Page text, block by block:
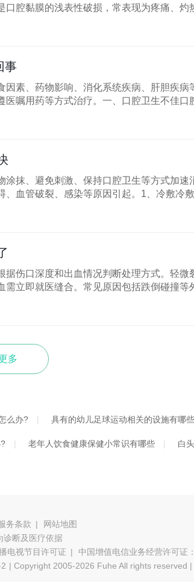
口腔黏膜的浅表性破损，常表现为疼痛、灼
事
素、药物影响、消化系统疾病、肝胆疾病
医嘱用药等方式治疗。一、口腔卫生不佳口
涂抹、避免刺激、保持口腔卫生等方式加速
、血管破裂、感染等原因引起。1、冷敷冷
据伤口深度和出血情况判断处理方式。轻微
需立即就医缝合。常见原因包括跌倒碰撞等
多
么办? 具有的幼儿足球运动相关的设施有哪
老年人饮食健康保健小常识有哪些 白
务条款
网站地图
诊断及医疗依据
电视节目许可证
中国增值电信业务经营许可证
| Copyright 2005-2026 Fuhe All rights reserved